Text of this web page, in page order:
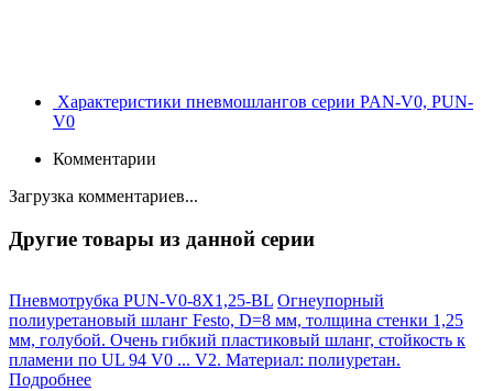
Характеристики пневмошлангов серии PAN-V0, PUN-
V0
Комментарии
Загрузка комментариев...
Другие товары из данной серии
Пневмотрубка PUN-V0-8X1,25-BL Огнеупорный
полиуретановый шланг Festo, D=8 мм, толщина стенки 1,25
мм, голубой. Очень гибкий пластиковый шланг, стойкость к
пламени по UL 94 V0 ... V2. Материал: полиуретан.
Подробнее